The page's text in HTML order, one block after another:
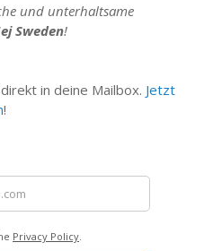
und unterhaltsame
Sweden!
in deine Mailbox. Jetzt
!